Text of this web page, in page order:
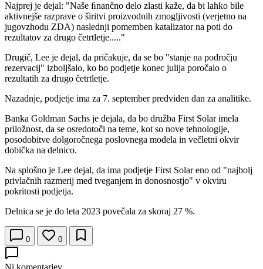
Najprej je dejal: "Naše ﬁnančno delo zlasti kaže, da bi lahko bile
aktivnejše razprave o širitvi proizvodnih zmogljivosti (verjetno na
jugovzhodu ZDA) naslednji pomemben katalizator na poti do
rezultatov za drugo četrtletje....."
Drugič, Lee je dejal, da pričakuje, da se bo "stanje na področju
rezervacij" izboljšalo, ko bo podjetje konec julija poročalo o
rezultatih za drugo četrtletje.
Nazadnje, podjetje ima za 7. september predviden dan za analitike.
Banka Goldman Sachs je dejala, da bo družba First Solar imela
priložnost, da se osredotoči na teme, kot so nove tehnologije,
posodobitve dolgoročnega poslovnega modela in večletni okvir
dobička na delnico.
Na splošno je Lee dejal, da ima podjetje First Solar eno od "najbolj
privlačnih razmerij med tveganjem in donosnostjo" v okviru
pokritosti podjetja.
Delnica se je do leta 2023 povečala za skoraj 27 %.
0 0